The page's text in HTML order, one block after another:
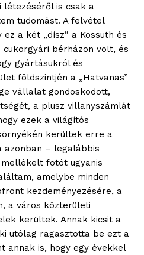
létezéséről is csak a
tudomást. A felvétel
a két „dísz” a Kossuth és
bérházon volt, és
gyártásukról és
földszintjén a „Hatvanas”
vállalat gondoskodott,
a plusz villanyszámlát
ezek a világítós
kerültek erre a
azonban – legalábbis
fotót ugyanis
amelybe minden
kezdeményezésére, a
a város közterületi
kerültek. Annak kicsit a
utólag ragasztotta be ezt a
annak is, hogy egy évekkel